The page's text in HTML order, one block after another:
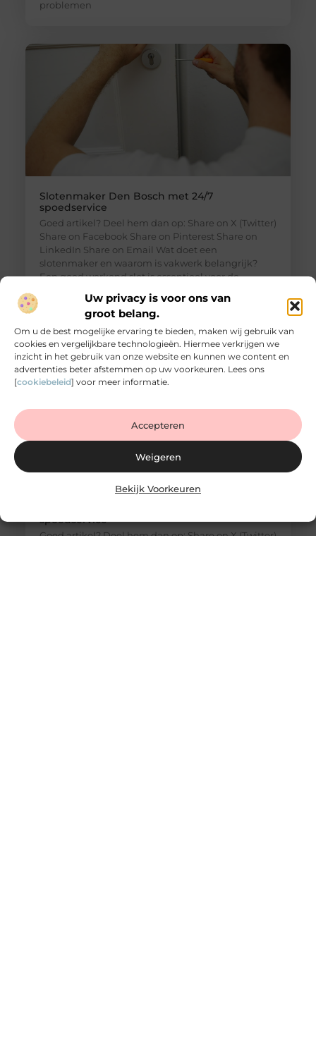
Uw privacy is voor ons van
groot belang.
Om u de best mogelijke ervaring te bieden, maken wij gebruik van
cookies en vergelijkbare technologieën. Hiermee verkrijgen we
inzicht in het gebruik van onze website en kunnen we content en
advertenties beter afstemmen op uw voorkeuren. Lees ons
[cookiebeleid] voor meer informatie.
Accepteren
Weigeren
Bekijk Voorkeuren
problemen
Slotenmaker Den Bosch met 24/7
spoedservice
Goed artikel? Deel hem dan op: Share on X (Twitter)
Share on Facebook Share on Pinterest Share on
LinkedIn Share on Email Wat doet een
slotenmaker en waarom is vakwerk belangrijk?
Een goed werkend slot is essentieel voor de
merk je vaak pas hoe belangrijk dit is wanneer je te
maken krijgt met
spoedservice
Goed artikel? Deel hem dan op: Share on X (Twitter)